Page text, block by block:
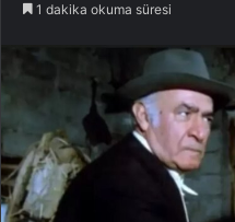
1 dakika okuma süresi